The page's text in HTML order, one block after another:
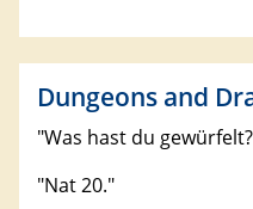
Dungeons and
"Was hast du
"Nat 20."